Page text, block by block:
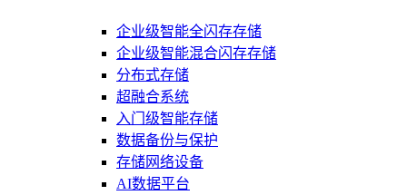
企业级智能全闪存存储
企业级智能混合闪存存储
分布式存储
超融合系统
入门级智能存储
数据备份与保护
存储网络设备
AI数据平台